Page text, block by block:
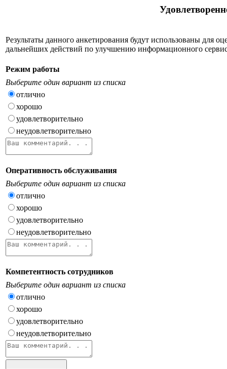
Результаты данного анкетирования будут использованы
дальнейших действий по улучшению информационного
Режим работы
Выберите один вариант из списка
отлично
хорошо
удовлетворительно
неудовлетворительно
Оперативность обслуживания
Выберите один вариант из списка
отлично
хорошо
удовлетворительно
неудовлетворительно
Компетентность сотрудников
Выберите один вариант из списка
отлично
хорошо
удовлетворительно
неудовлетворительно